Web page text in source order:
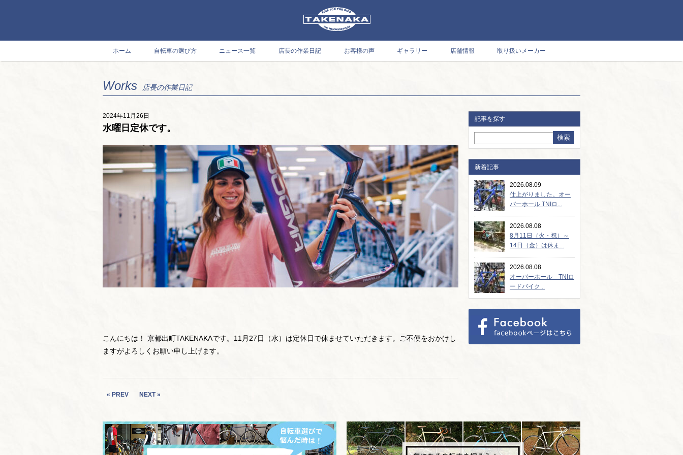
ホーム 自転車の選び方 ニュース一覧 店長の作業日記 お客様の声 ギャラリー 店舗情報 取り扱いメーカー
Works 店長の作業日記
2024年11月26日
水曜日定休です。
こんにちは！ 京都出町TAKENAKAです。11月27日（水）は定休日で休ませていただきます。ご不便をおかけし
ますがよろしくお願い申し上げます。
« PREV NEXT »
記事を探す
新着記事
2026.08.09
仕上がりました。オー
バーホール TNIロ...
2026.08.08
8月11日（火・祝）～
14日（金）は休ま...
2026.08.08
オーバーホール TNIロ
ードバイク...